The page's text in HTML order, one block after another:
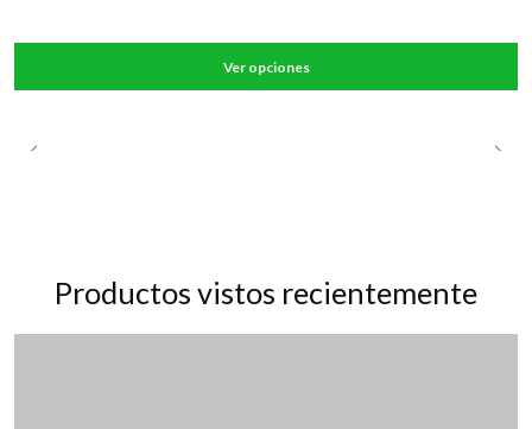
Ver opciones
Productos vistos recientemente